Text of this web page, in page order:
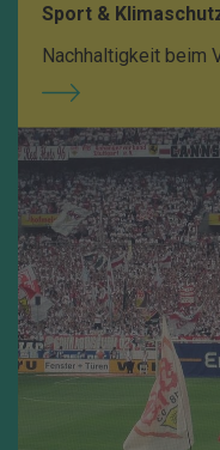
Sport &
Nachhaltigkeit beim